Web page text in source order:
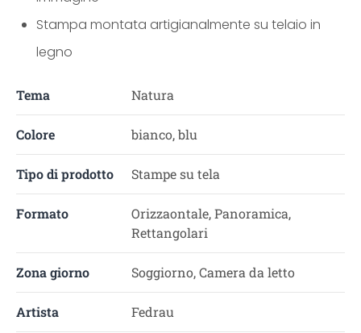
Stampa montata artigianalmente su telaio in
legno
Tema Natura
Colore bianco, blu
Tipo di prodotto Stampe su tela
Formato
Orizzaontale, Panoramica,
Rettangolari
Zona giorno Soggiorno, Camera da letto
Artista Fedrau